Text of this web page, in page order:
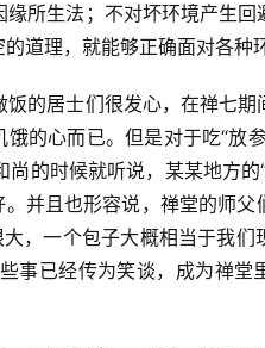
所生法；不对坏环境产生
道理，就能够正确面对各种
的居士们很发心，在禅七期
的心而已。但是对于吃“放
的时候就听说，某某地方的
并且也形容说，禅堂的师
，一个包子大概相当于我
事已经传为笑谈，成为禅堂